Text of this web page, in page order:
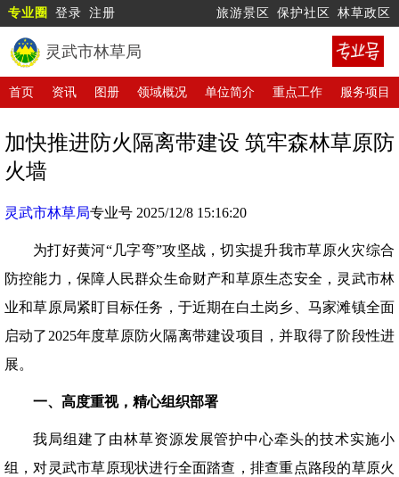
专业圈 登录 注册 旅游景区 保护社区 林草政区
灵武市林草局
首页 资讯 图册 领域概况 单位简介 重点工作 服务项目
加快推进防火隔离带建设 筑牢森林草原防
火墙
灵武市林草局专业号 2025/12/8 15:16:20
为打好黄河“几字弯”攻坚战，切实提升我市草原火灾综合
防控能力，保障人民群众生命财产和草原生态安全，灵武市林
业和草原局紧盯目标任务，于近期在白土岗乡、马家滩镇全面
启动了2025年度草原防火隔离带建设项目，并取得了阶段性进
展。
一、高度重视，精心组织部署
我局组建了由林草资源发展管护中心牵头的技术实施小
组，对灵武市草原现状进行全面踏查，排查重点路段的草原火